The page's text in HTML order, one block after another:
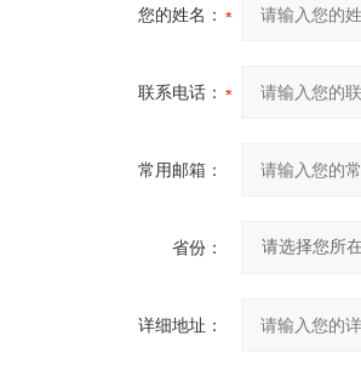
您的姓名：
联系电话：
常用邮箱：
省份：
详细地址：